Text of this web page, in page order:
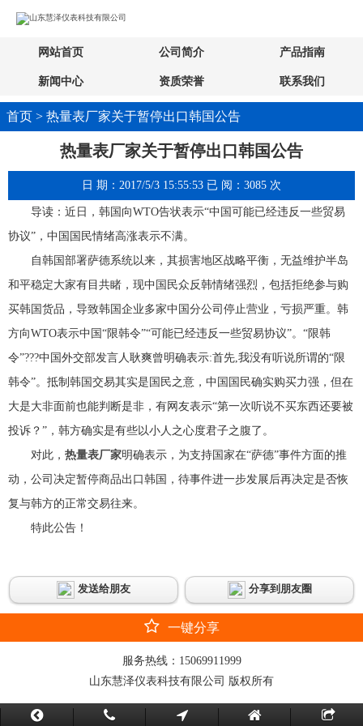
网站首页 公司简介 产品指南
新闻中心 资质荣誉 联系我们
首页 > 热量表厂家关于暂停出口韩国公告
热量表厂家关于暂停出口韩国公告
日 期：2017/5/3 15:55:53 已 阅：3085 次
导读：近日，韩国向WTO告状表示“中国可能已经违反一些贸易
协议”，中国国民情绪高涨表示不满。
自韩国部署萨德系统以来，其损害地区战略平衡，无益维护半岛
和平稳定大家有目共睹，现中国民众反韩情绪强烈，包括拒绝参与购
买韩国货品，导致韩国企业多家中国分公司停止营业，亏损严重。韩
方向WTO表示中国“限韩令”“可能已经违反一些贸易协议”。“限韩
令”???中国外交部发言人耿爽曾明确表示:首先,我没有听说所谓的“限
韩令”。抵制韩国交易其实是国民之意，中国国民确实购买力强，但在
大是大非面前也能判断是非，有网友表示“第一次听说不买东西还要被
投诉？”，韩方确实是有些以小人之心度君子之腹了。
对此， 热量表厂家明确表示，为支持国家在“萨德”事件方面的推
动，公司决定暂停商品出口韩国，待事件进一步发展后再决定是否恢
复与韩方的正常交易往来。
特此公告！
发送给朋友 分享到朋友圈
一键分享
服务热线： 15069911999
山东慧泽仪表科技有限公司 版权所有